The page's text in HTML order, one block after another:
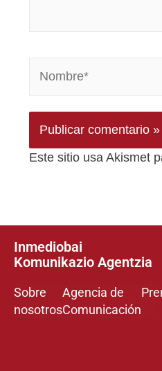
Este sitio usa Akismet
Inmediobai
Komunikazio Agentzia
Sobre
nosotros
Agencia de
Comunicación